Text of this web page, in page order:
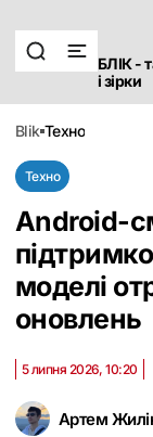
БЛІК -
і зірки
blik техно
Техно
Android-
моделі
оновлень
Артем
5 липня 2026, 10:20